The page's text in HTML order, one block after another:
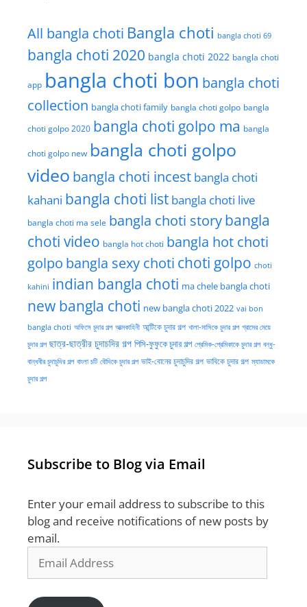
All bangla choti Bangla choti bangla choti 69
bangla choti 2020 bangla choti 2022 bangla choti
app bangla choti bon bangla choti
collection bangla choti family bangla choti golpo bangla
choti golpo 2020 bangla choti golpo ma bangla
choti golpo new bangla choti golpo
video bangla choti incest bangla choti
kahani bangla choti list bangla choti live
bangla choti ma sele bangla choti storybangla
choti video bangla hot choti bangla hot choti
golpo bangla sexy choti choti golpo choti
kahini indian bangla choti ma chele bangla choti
new bangla choti new bangla choti 2022 vai bon
bangla choti অফিসে চুদার গল্প আত্মকাহিনী আন্টিকে চুদার গল্প খালা-মাসিকে চুদার গল্প গ্রামের মেয়ে
চুদার গল্প ছাত্র-ছাত্রীর চুদাচদির গল্প পিসি-ফুফুকে চুদার গল্প প্রেমিক-প্রেমিকাকে চুদার গল্প বন্ধু-
বান্ধবীর চুদাচুদির গল্প বাংলা চটি বৌদিকে চুদার গল্প ভাই-বোনের চুদাচুদির গল্প ভাবিকে চুদার গল্প ম্যাডামকে
চুদার গল্প
Subscribe to Blog via Email
Enter your email address to subscribe to this
blog and receive notifications of new posts by
email.
Address